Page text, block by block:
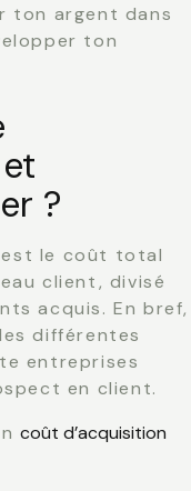
ton argent dans
ton
?
est le coût total
client, divisé
acquis. En bref,
différentes
entreprises
en client.
coût d’acquisition